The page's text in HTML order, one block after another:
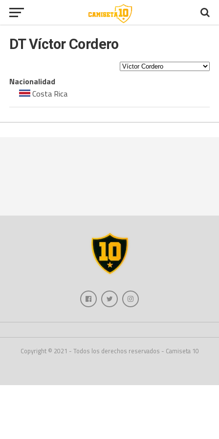
DTVíctor Cordero
Nacionalidad
Costa Rica
Copyright © 2021 - Todos los derechos reservados - Camiseta 10